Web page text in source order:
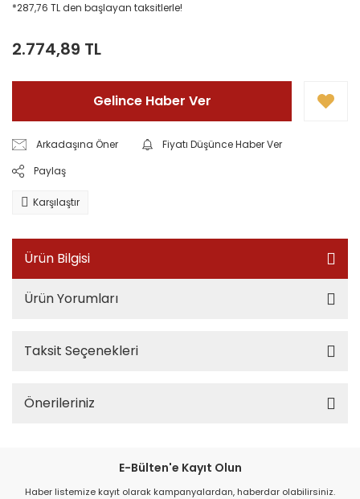
*287,76 TL den başlayan taksitlerle!
2.774,89 TL
Gelince Haber Ver
Arkadaşına Öner
Fiyatı Düşünce Haber Ver
Paylaş
Karşılaştır
Ürün Bilgisi
Ürün Yorumları
Taksit Seçenekleri
Önerileriniz
E-Bülten'e Kayıt Olun
Haber listemize kayıt olarak kampanyalardan, haberdar olabilirsiniz.